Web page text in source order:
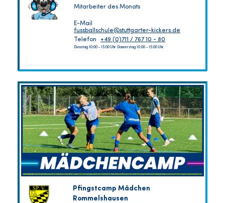
Mitarbeiter des Monats
E-Mail
fussballschule@stuttgarter-kickers.de
Telefon
+49 (0)711 / 767 10 - 80
Dienstag 10:00 - 15:00 Uhr Donnerstag 10:00 - 15:00 Uhr
Pfingstcamp Mädchen
Rommelshausen